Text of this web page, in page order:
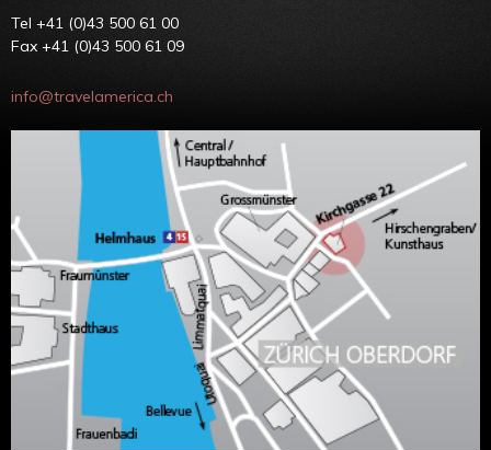
Tel +41 (0)43 500 61 00
Fax +41 (0)43 500 61 09
info@travelamerica.ch